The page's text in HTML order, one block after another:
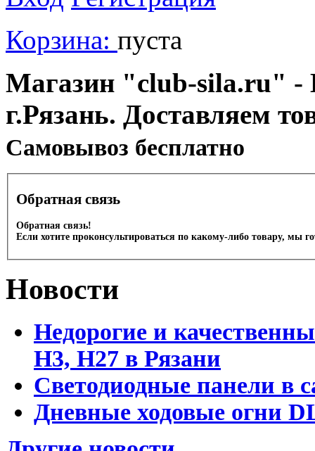
Корзина: пуста
Магазин "club-sila.ru" -
г.Рязань. Доставляем
Cамовывоз бесплатно
Обратная связь
Обратная связь!
Если хотите проконсультироваться по какому-либо товару, мы
Новости
Недорогие и
Н3, Н27 в Рязани
Светодиодные панели в
Дневные ходовые огни